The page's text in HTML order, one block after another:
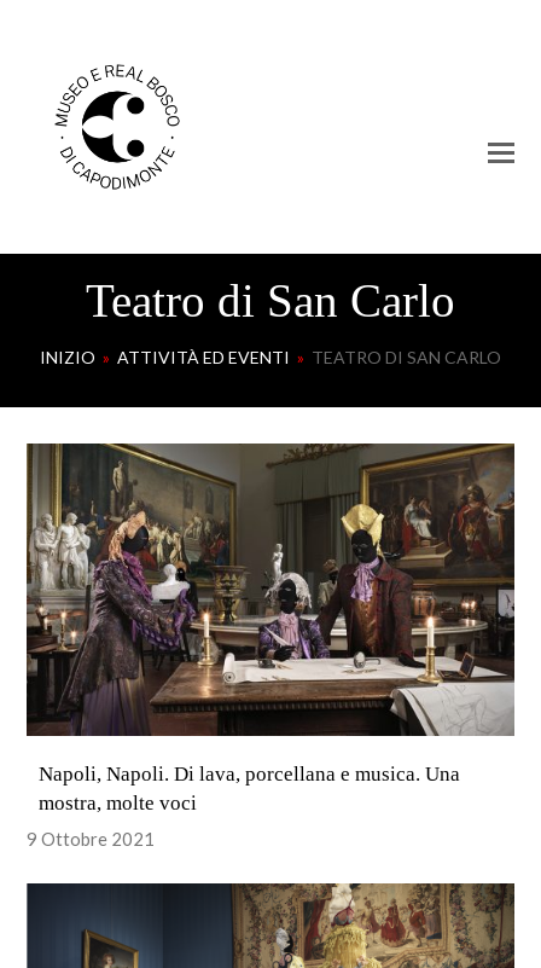
Teatro di San Carlo
INIZIO » ATTIVITÀ ED EVENTI » TEATRO DI SAN CARLO
Napoli, Napoli. Di lava, porcellana e musica. Una
mostra, molte voci
9 Ottobre 2021